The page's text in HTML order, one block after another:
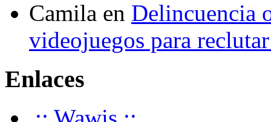
Camila en Delincuencia
videojuegos para
Enlaces